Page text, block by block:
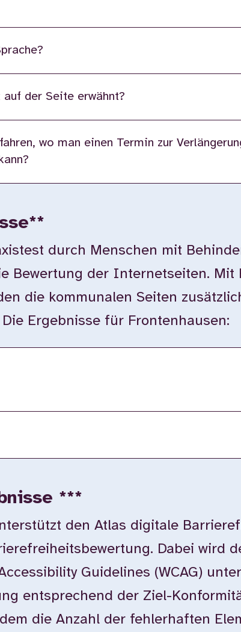
der Seite erwähnt?
wo man einen Termin zur
durch Menschen mit
Bewertung der Internetseiten. Mit
die kommunalen Seiten
Ergebnisse für Frontenhausen:
***
den Atlas digitale
Dabei wird
Guidelines (WCAG)
entsprechend der Ziel-
die Anzahl der fehlerhaften